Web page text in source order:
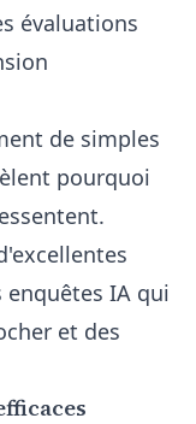
évaluations
de simples
pourquoi
enquêtes IA qui
et des